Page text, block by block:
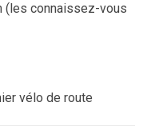
(les connaissez-vous
vélo de route